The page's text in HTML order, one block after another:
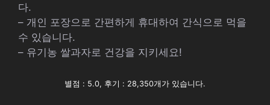
다.
– 개인 포장으로 간편하게 휴대하여 간식으로 먹을
수 있습니다.
– 유기농 쌀과자로 건강을 지키세요!
별점 : 5.0, 후기 : 28,350개가 있습니다.